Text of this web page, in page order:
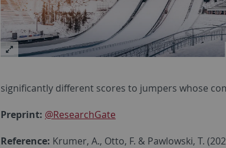
significantly different scores to jumpers whose
Preprint: @ResearchGate
Reference: Krumer, A., Otto, F. & Pawlowski, T.